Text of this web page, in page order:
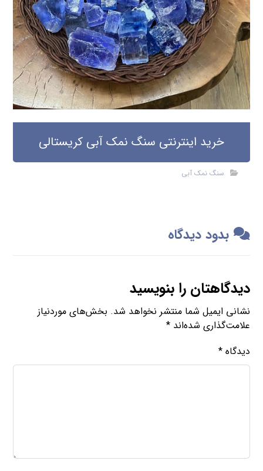
خرید اینترنتی سنگ نمک آبی کریستالی
سنگ نمک آبی
بدود دیدگاه
دیدگاهتان را بنویسید
نشانی ایمیل شما منتشر نخواهد شد. بخش‌های موردنیاز
علامت‌گذاری شده‌اند*
دیدگاه*